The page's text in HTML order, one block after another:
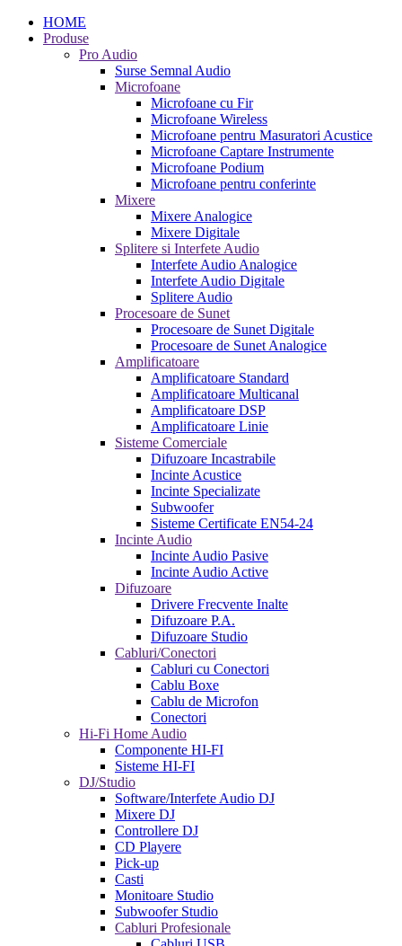
HOME
Produse
Pro Audio
Surse Semnal Audio
Microfoane
Microfoane cu Fir
Microfoane Wireless
Microfoane pentru Masuratori Acustice
Microfoane Captare Instrumente
Microfoane Podium
Microfoane pentru conferinte
Mixere
Mixere Analogice
Mixere Digitale
Splitere si Interfete Audio
Interfete Audio Analogice
Interfete Audio Digitale
Splitere Audio
Procesoare de Sunet
Procesoare de Sunet Digitale
Procesoare de Sunet Analogice
Amplificatoare
Amplificatoare Standard
Amplificatoare Multicanal
Amplificatoare DSP
Amplificatoare Linie
Sisteme Comerciale
Difuzoare Incastrabile
Incinte Acustice
Incinte Specializate
Subwoofer
Sisteme Certificate EN54-24
Incinte Audio
Incinte Audio Pasive
Incinte Audio Active
Difuzoare
Drivere Frecvente Inalte
Difuzoare P.A.
Difuzoare Studio
Cabluri/Conectori
Cabluri cu Conectori
Cablu Boxe
Cablu de Microfon
Conectori
Hi-Fi Home Audio
Componente HI-FI
Sisteme HI-FI
DJ/Studio
Software/Interfete Audio DJ
Mixere DJ
Controllere DJ
CD Playere
Pick-up
Casti
Monitoare Studio
Subwoofer Studio
Cabluri Profesionale